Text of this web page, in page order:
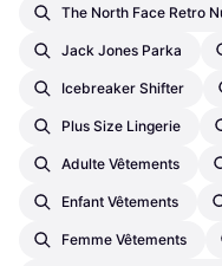
The North Face Retro
Jack Jones Parka
Icebreaker Shifter
Plus Size Lingerie
Adulte Vêtements
Enfant Vêtements
Femme Vêtements